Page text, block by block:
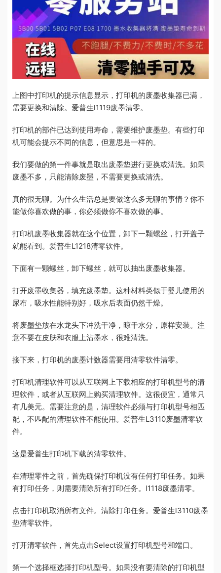
上图中打印机的提示信息显示，打印机的废墨收集器已满，
需要更换和清除。爱普生l1119废墨清零。
打印机的部件已达到使用寿命，需要维护废墨垫。有些打印
机可能会提示不同的信息，但意思是一样的。
我们要做的第一件事就是取出废墨垫进行更换或清洗。如果
废墨不多，只能清除废墨，不需要更换或清洗。
真的很无聊。为什么生活总是要做这么多无聊的事情？你不
能做你喜欢做的事，你必须做你不喜欢做的事。
打印机废墨收集器就在这个位置，卸下一颗螺丝，打开盖子
就能看到。爱普生L1218清零软件。
下面有一颗螺丝，卸下螺丝，就可以抽出废墨收集器。
打开废墨收集器，填充废墨垫。这种材料类似于婴儿使用的
尿布，吸水性能特别好，吸水后表面仍然干燥。
将废墨垫放在水龙头下冲洗干净，晾干水分，原样安装。注
意不要在皮肤和衣服上沾墨水，很难清洗。
接下来，打印机的废墨计数器需要用清零软件清零。
打印机清理软件可以从互联网上下载相应的打印机型号的清
理软件，或者从互联网上购买清理软件。这很便宜，通常只
有几美元。需要注意的是，清理软件必须与打印机型号相匹
配，不匹配的清理软件不能使用。爱普生L3110废墨清零软
件。
这是爱普生打印机下载的清零软件。
在清理零件之前，首先确保打印机没有任何打印任务。如果
有打印任务，则需要清除所有打印任务。l1118废墨清零。
点击打印机取消所有文件。清除打印任务。爱普生l3110废墨
垫清零软件。
打开清零软件，首先点击Select设置打印机型号和端口。
第一个选择框选择打印机型号。如果没有要清除的打印机型